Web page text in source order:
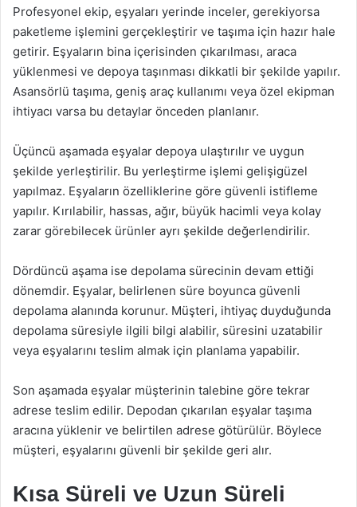
Profesyonel ekip, eşyaları yerinde inceler, gerekiyorsa
paketleme işlemini gerçekleştirir ve taşıma için hazır hale
getirir. Eşyaların bina içerisinden çıkarılması, araca
yüklenmesi ve depoya taşınması dikkatli bir şekilde yapılır.
Asansörlü taşıma, geniş araç kullanımı veya özel ekipman
ihtiyacı varsa bu detaylar önceden planlanır.
Üçüncü aşamada eşyalar depoya ulaştırılır ve uygun
şekilde yerleştirilir. Bu yerleştirme işlemi gelişigüzel
yapılmaz. Eşyaların özelliklerine göre güvenli istifleme
yapılır. Kırılabilir, hassas, ağır, büyük hacimli veya kolay
zarar görebilecek ürünler ayrı şekilde değerlendirilir.
Dördüncü aşama ise depolama sürecinin devam ettiği
dönemdir. Eşyalar, belirlenen süre boyunca güvenli
depolama alanında korunur. Müşteri, ihtiyaç duyduğunda
depolama süresiyle ilgili bilgi alabilir, süresini uzatabilir
veya eşyalarını teslim almak için planlama yapabilir.
Son aşamada eşyalar müşterinin talebine göre tekrar
adrese teslim edilir. Depodan çıkarılan eşyalar taşıma
aracına yüklenir ve belirtilen adrese götürülür. Böylece
müşteri, eşyalarını güvenli bir şekilde geri alır.
Kısa Süreli ve Uzun Süreli